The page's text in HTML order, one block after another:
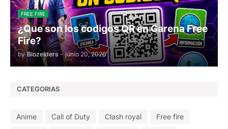
FREE FIRE
¿Que son los codigos QR en Garena Free
Fire?
by Biozelders - junio 20, 2026
CATEGORIAS
Anime Call of Duty Clash royal
Free fire